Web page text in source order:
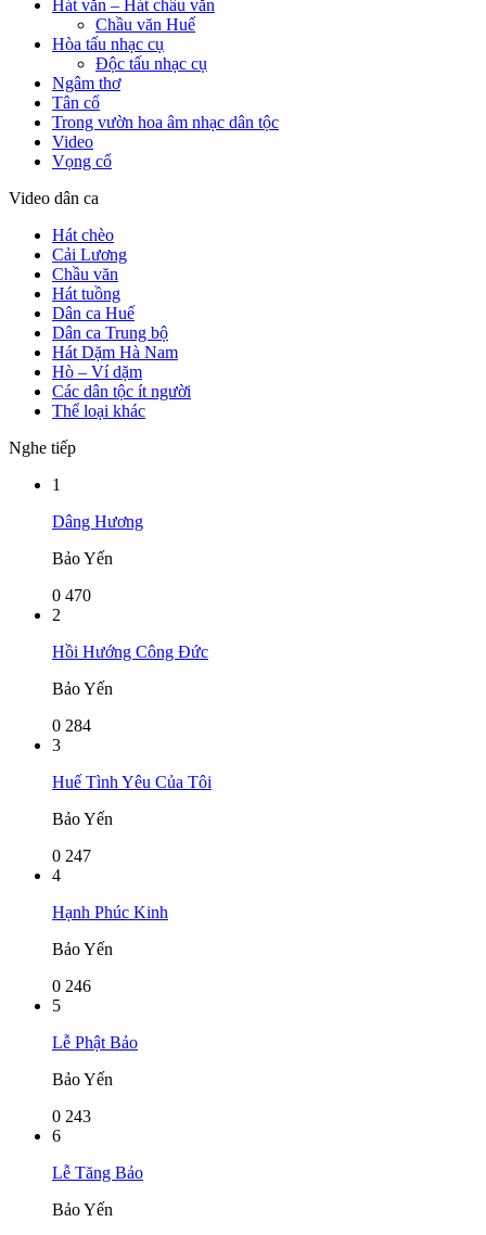
Hát văn – Hát chầu văn
Chầu văn Huế
Hòa tấu nhạc cụ
Độc tấu nhạc cụ
Ngâm thơ
Tân cổ
Trong vườn hoa âm nhạc dân tộc
Video
Vọng cổ
Video dân ca
Hát chèo
Cải Lương
Chầu văn
Hát tuồng
Dân ca Huế
Dân ca Trung bộ
Hát Dặm Hà Nam
Hò – Ví dặm
Các dân tộc ít người
Thể loại khác
Nghe tiếp
1
Dâng Hương
Bảo Yến
0 470
2
Hồi Hướng Công Đức
Bảo Yến
0 284
3
Huế Tình Yêu Của Tôi
Bảo Yến
0 247
4
Hạnh Phúc Kinh
Bảo Yến
0 246
5
Lễ Phật Bảo
Bảo Yến
0 243
6
Lễ Tăng Bảo
Bảo Yến